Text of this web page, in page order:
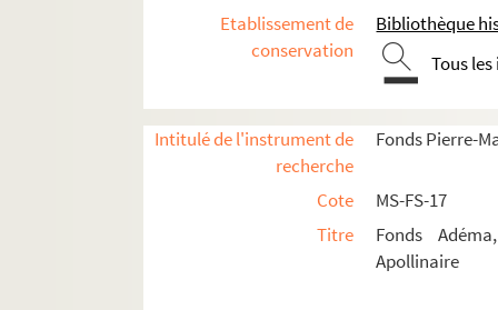
Etablissement de
conservation
Bibliothèque
Tous
Intitulé de l'instrument de
recherche
Fonds Pierre-
Cote
MS-FS-17
Titre
Fonds
Apollinaire